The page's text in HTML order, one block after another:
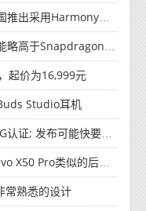
2.0的智能家居产品
于Snapdragon 765G
起价为16,999元
Studio耳机
; 发布可能快要结束了
Pro类似的后部设计
常熟悉的设计